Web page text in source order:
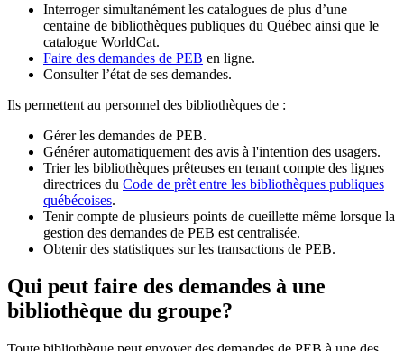
Interroger simultanément les catalogues de plus d’une
centaine de bibliothèques publiques du Québec ainsi que le
catalogue WorldCat.
Faire des demandes de PEB en ligne.
Consulter l’état de ses demandes.
Ils permettent au personnel des bibliothèques de :
Gérer les demandes de PEB.
Générer automatiquement des avis à l'intention des usagers.
Trier les bibliothèques prêteuses en tenant compte des lignes
directrices du Code de prêt entre les bibliothèques publiques
québécoises.
Tenir compte de plusieurs points de cueillette même lorsque la
gestion des demandes de PEB est centralisée.
Obtenir des statistiques sur les transactions de PEB.
Qui peut faire des demandes à une
bibliothèque du groupe?